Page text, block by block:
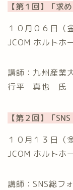
【第１回】「求
１０月０６日（
JCOM ホルト
講師：九州産
行平 真也 氏⁡
【第２回】「
１０月１３日（
JCOM ホルト
講師：SNS総フ